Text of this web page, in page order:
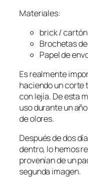
Materiales:
brick /
Brochetas
Papel de
Es realmente
haciendo un corte
con lejía. De esta
uso durante un
de olores.
Después de dos
dentro, lo hemos
provenían de un
segunda imagen.